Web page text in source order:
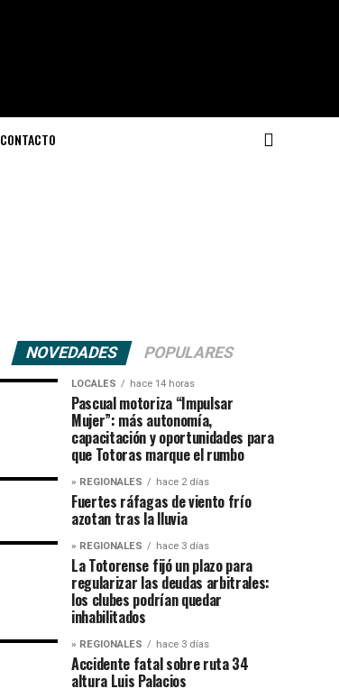
CONTACTO
NOVEDADES POPULARES
LOCALES hace 14 horas
Pascual motoriza “Impulsar
Mujer”: más autonomía,
capacitación y oportunidades para
que Totoras marque el rumbo
» REGIONALES hace 2 días
Fuertes ráfagas de viento frío
azotan tras la lluvia
» REGIONALES hace 3 días
La Totorense fijó un plazo para
regularizar las deudas arbitrales:
los clubes podrían quedar
inhabilitados
» REGIONALES hace 3 días
Accidente fatal sobre ruta 34
altura Luis Palacios